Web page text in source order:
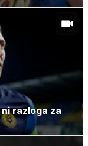
razloga za